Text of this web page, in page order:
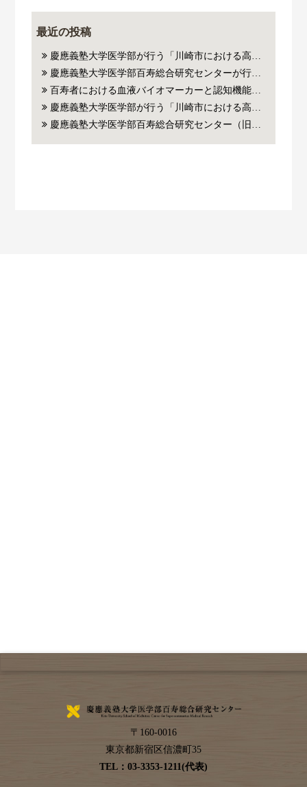
最近の投稿
慶應義塾大学医学部が行う「川崎市における高齢者の健康と暮らし方に関する学術調査」にご参加いただいた方
慶應義塾大学医学部百寿総合研究センターが行う百寿者・超百寿者研究にご参加いただいたご本人およびご家族の皆様の血液から抽出した遺伝子(DNA)やリボ核酸（RNA）を用いた医学系研究に対するご協力のお願い
百寿者における血液バイオマーカーと認知機能・死亡リスクの関連についての論文がJAMA Network Open誌に掲載されました。
慶應義塾大学医学部が行う「川崎市における高齢者の健康と暮らし方に関する学術調査」にご参加いただいた方
慶應義塾大学医学部百寿総合研究センター（旧老年内科）が行った百寿者・超百寿者研究にご参加いただいたご本人の血液老化指標（バイオマーカー）、遺伝子解析データを用いた医学系研究に対するご協力のお願い
〒 160-0016
東京都新宿区信濃町35
TEL： 03-3353-1211(代表)